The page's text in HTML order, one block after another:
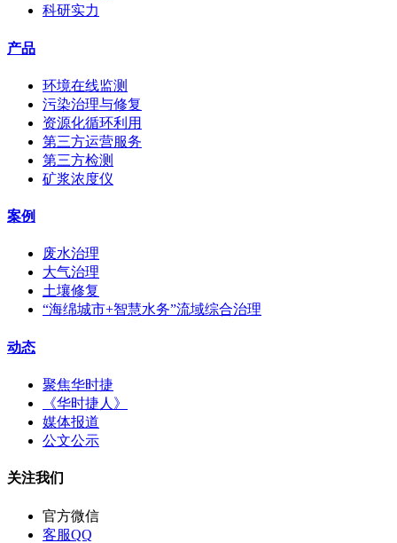
科研实力
产品
环境在线监测
污染治理与修复
资源化循环利用
第三方运营服务
第三方检测
矿浆浓度仪
案例
废水治理
大气治理
土壤修复
“海绵城市+智慧水务”流域综合治理
动态
聚焦华时捷
《华时捷人》
媒体报道
公文公示
关注我们
官方微信
客服QQ